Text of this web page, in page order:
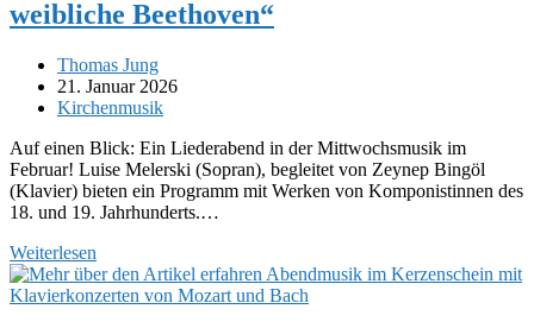
weibliche Beethoven“
Beitrags-
Autor:
Thomas Jung
Beitrag
veröffentlicht:
21. Januar 2026
Beitrags-
Kirchenmusik
Auf einen Blick: Ein Liederabend in der Mittwochsmusik im
Februar! Luise Melerski (Sopran), begleitet von Zeynep Bingöl
(Klavier) bieten ein Programm mit Werken von Komponistinnen des
18. und 19. Jahrhunderts.…
Weiterlesen
am
4.